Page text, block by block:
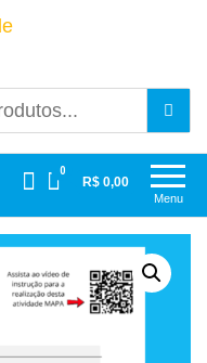
UniCesumar
Menu
0
R$ 0,00